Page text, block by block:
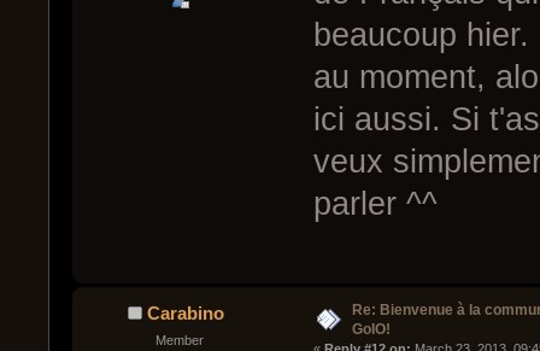
beaucoup
au moment,
ici aussi. Si
veux
parler ^^
Carabino
Member
Re: Bienvenue à la
GoIO!